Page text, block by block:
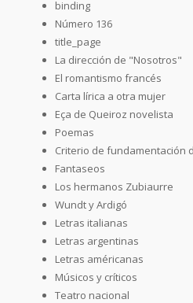
binding
Número 136
title_page
La dirección de "Nosotros"
El romantismo francés
Carta lírica a otra mujer
Eça de Queiroz novelista
Poemas
Criterio de fundamentación
Fantaseos
Los hermanos Zubiaurre
Wundt y Ardigó
Letras italianas
Letras argentinas
Letras américanas
Músicos y críticos
Teatro nacional